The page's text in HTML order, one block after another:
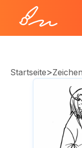
Startseite>